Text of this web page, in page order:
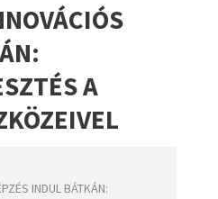
A
INDUL BÁTKÁN: